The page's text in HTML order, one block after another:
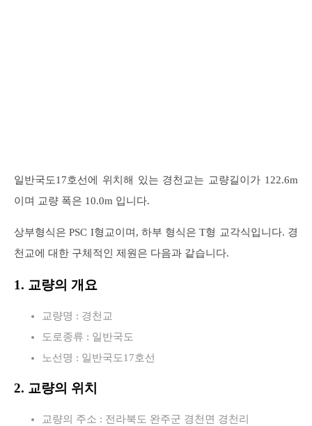
일반국도17호선에 위치해 있는 경천교는 교량길이가 122.6m
이며 교량 폭은 10.0m 입니다.
상부형식은 PSC I형교이며, 하부 형식은 T형 교각식입니다. 경
천교에 대한 구체적인 제원은 다음과 같습니다.
1. 교량의 개요
교량명 : 경천교
도로종류 : 일반국도
노선명 : 일반국도17호선
2. 교량의 위치
교량의 주소 : 전라북도 완주군 경천면 경천리